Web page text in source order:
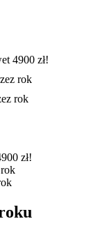
4900 zł!
rok
rok
zł!